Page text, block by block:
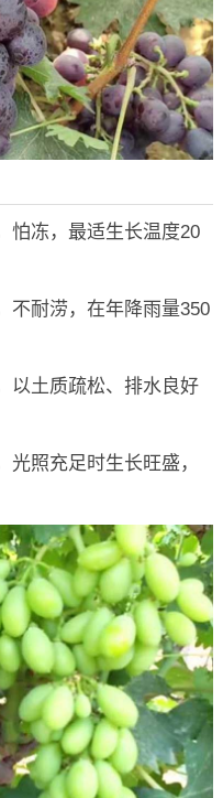
怕冻，最适生长温度20
不耐涝，在年降雨量350
以土质疏松、排水良好
照充足时生长旺盛，